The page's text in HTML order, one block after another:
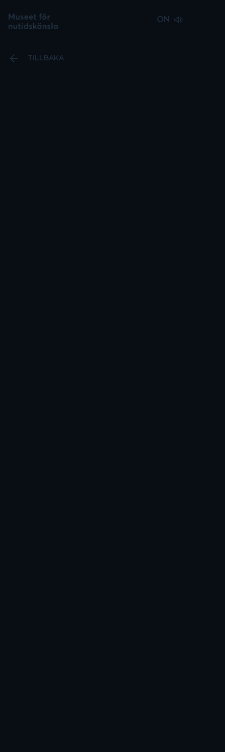
TILLBAKA
ON